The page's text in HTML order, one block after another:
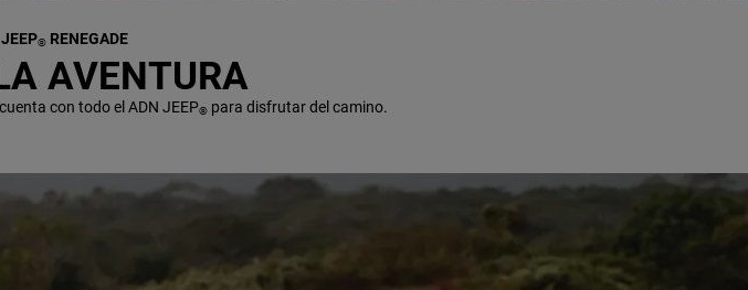
®RENEGADE
AVENTURA
con todo el ADN JEEP®para disfrutar del camino.